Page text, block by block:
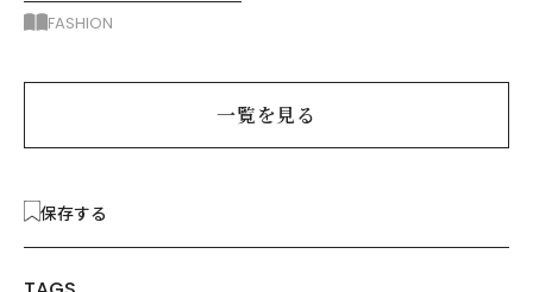
快適「優秀ワイドパン
FASHION
一覧を見る
保存する